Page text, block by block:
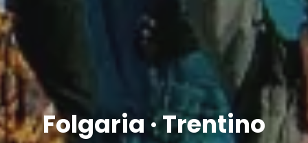
Folgaria · Trentino